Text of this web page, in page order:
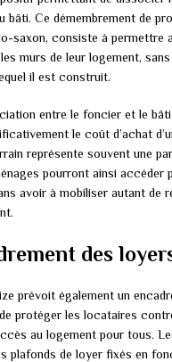
bâti. Ce démembrement de
saxon, consiste à permettre
murs de leur logement,
il est construit.
entre le foncier et le
le coût d’achat
représente souvent une
pourront ainsi accéder
avoir à mobiliser autant de
des
prévoit également un
protéger les locataires
au logement pour tous.
plafonds de loyer fixés en